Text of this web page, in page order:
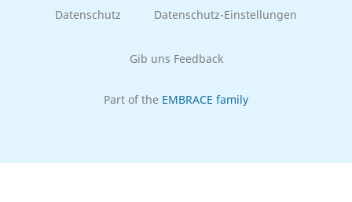
Datenschutz Datenschutz-Einstellungen
Gib uns Feedback
Part of the EMBRACE family